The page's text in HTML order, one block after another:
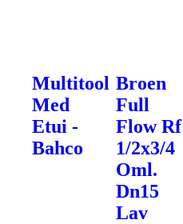
Multitool
Med
Etui -
Bahco
Broen
Full
Flow Rf
1/2x3/4
Oml.
Dn15
Lav